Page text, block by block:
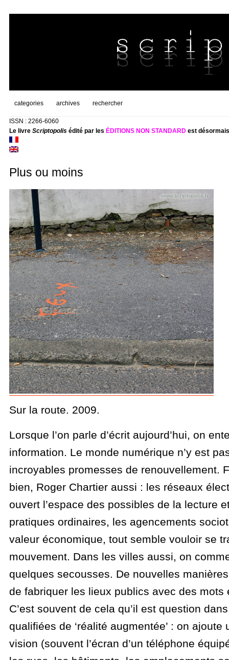
categories archives rechercher
ISSN : 2266-6060
Le livre Scriptopolisédité par les ÉDITIONS NON STANDARDest
Plus ou moins
Sur la route. 2009.
Lorsque l’on parle d’écrit aujourd’hui, on
information. Le monde numérique n’y est
incroyables promesses de renouvellement.
bien, Roger Chartier aussi : les réseaux
ouvert l’espace des possibles de la lecture
pratiques ordinaires, les agencements
valeur économique, tout semble vouloir se
mouvement. Dans les villes aussi, on
quelques secousses. De nouvelles manières
de fabriquer les lieux publics avec des mots
C’est souvent de cela qu’il est question
qualifiées de ‘réalité augmentée’ : on ajoute
vision (souvent l’écran d’un téléphone